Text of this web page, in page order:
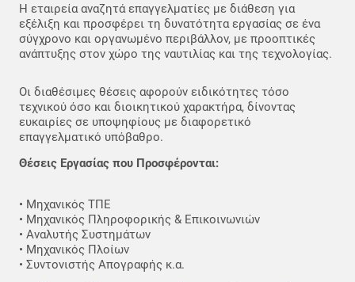
Η εταιρεία αναζητά επαγγελματίες με διάθεση για
εξέλιξη και προσφέρει τη δυνατότητα εργασίας σε ένα
σύγχρονο και οργανωμένο περιβάλλον, με προοπτικές
ανάπτυξης στον χώρο της ναυτιλίας και της τεχνολογίας.
Οι διαθέσιμες θέσεις αφορούν ειδικότητες τόσο
τεχνικού όσο και διοικητικού χαρακτήρα, δίνοντας
ευκαιρίες σε υποψηφίους με διαφορετικό
επαγγελματικό υπόβαθρο.
Θέσεις Εργασίας που Προσφέρονται:
• Μηχανικός ΤΠΕ
• Μηχανικός Πληροφορικής & Επικοινωνιών
• Αναλυτής Συστημάτων
• Μηχανικός Πλοίων
• Συντονιστής Απογραφής κ.α.